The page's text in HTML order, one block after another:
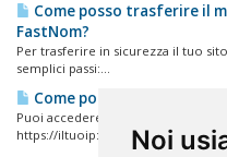
Noi
Come posso trasferire il
FastNom?
Per trasferire in sicurezza il tuo
semplici passi:...
Come posso accedere al
Puoi accedere al tuo pannello di
https://iltuoip:2087...